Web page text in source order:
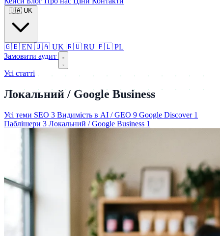
🇺🇦 UK
🇬🇧 EN 🇺🇦 UK 🇷🇺 RU 🇵🇱 PL
Замовити аудит
Усі статті
Локальний / Google Business
Усі теми SEO 3 Видимість в AI / GEO 9 Google Discover 1
Паблішери 3 Локальний / Google Business 1